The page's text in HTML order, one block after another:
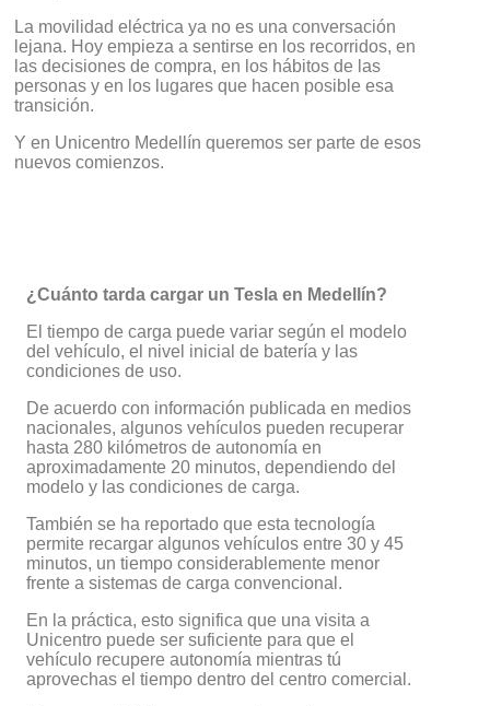
La movilidad eléctrica ya no es una conversación
lejana. Hoy empieza a sentirse en los recorridos, en
las decisiones de compra, en los hábitos de las
personas y en los lugares que hacen posible esa
transición.
Y en Unicentro Medellín queremos ser parte de esos
nuevos comienzos.
¿Cuánto tarda cargar un Tesla en Medellín?
El tiempo de carga puede variar según el modelo
del vehículo, el nivel inicial de batería y las
condiciones de uso.
De acuerdo con información publicada en medios
nacionales, algunos vehículos pueden recuperar
hasta 280 kilómetros de autonomía en
aproximadamente 20 minutos, dependiendo del
modelo y las condiciones de carga.
También se ha reportado que esta tecnología
permite recargar algunos vehículos entre 30 y 45
minutos, un tiempo considerablemente menor
frente a sistemas de carga convencional.
En la práctica, esto significa que una visita a
Unicentro puede ser suficiente para que el
vehículo recupere autonomía mientras tú
aprovechas el tiempo dentro del centro comercial.